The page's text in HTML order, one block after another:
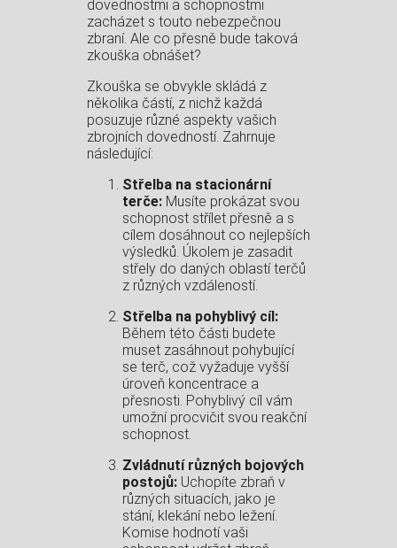
dovednostmi a schopnostmi
zacházet s touto nebezpečnou
zbraní. Ale co přesně bude taková
zkouška obnášet?
Zkouška se obvykle skládá z
několika částí, z nichž každá
posuzuje různé aspekty vašich
zbrojních dovedností. Zahrnuje
následující:
Střelba na stacionární
terče: Musíte prokázat svou
schopnost střílet přesně a s
cílem dosáhnout co nejlepších
výsledků. Úkolem je zasadit
střely do daných oblastí terčů
z různých vzdáleností.
Střelba na pohyblivý cíl:
Během této části budete
muset zasáhnout pohybující
se terč, což vyžaduje vyšší
úroveň koncentrace a
přesnosti. Pohyblivý cíl vám
umožní procvičit svou reakční
schopnost.
Zvládnutí různých bojových
postojů: Uchopíte zbraň v
různých situacích, jako je
stání, klekání nebo ležení.
Komise hodnotí vaši